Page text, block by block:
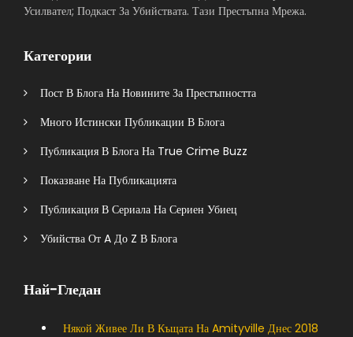
Усилвател; Подкаст За Убийствата. Тази Престъпна Мрежа.
Категории
Пост В Блога На Новините За Престъпността
Много Истински Публикации В Блога
Публикация В Блога На True Crime Buzz
Показване На Публикацията
Публикация В Сериала На Сериен Убиец
Убийства От A До Z В Блога
Най-Гледан
Някой Живее Ли В Къщата На Amityville Днес 2018